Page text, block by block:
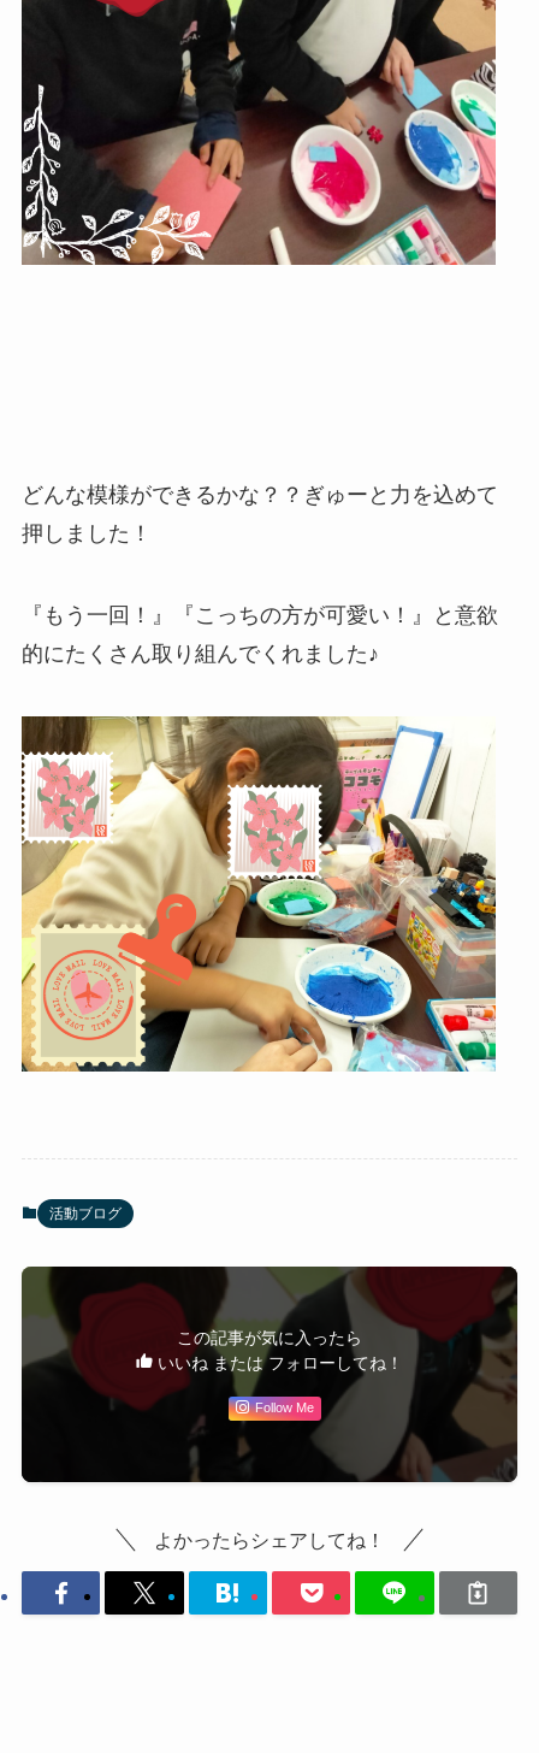
どんな模様ができるかな？？ぎゅーと力を込めて
押しました！
『もう一回！』『こっちの方が可愛い！』と意欲
的にたくさん取り組んでくれました♪
活動ブログ
この記事が気に入ったら
いいね または フォローしてね！
Follow Me
よかったらシェアしてね！